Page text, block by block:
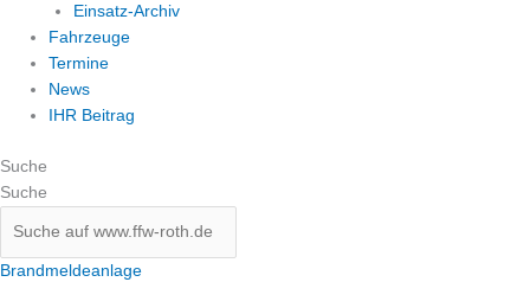
Einsatz-Archiv
Fahrzeuge
Termine
News
IHR Beitrag
Suche
Suche
Brandmeldeanlage